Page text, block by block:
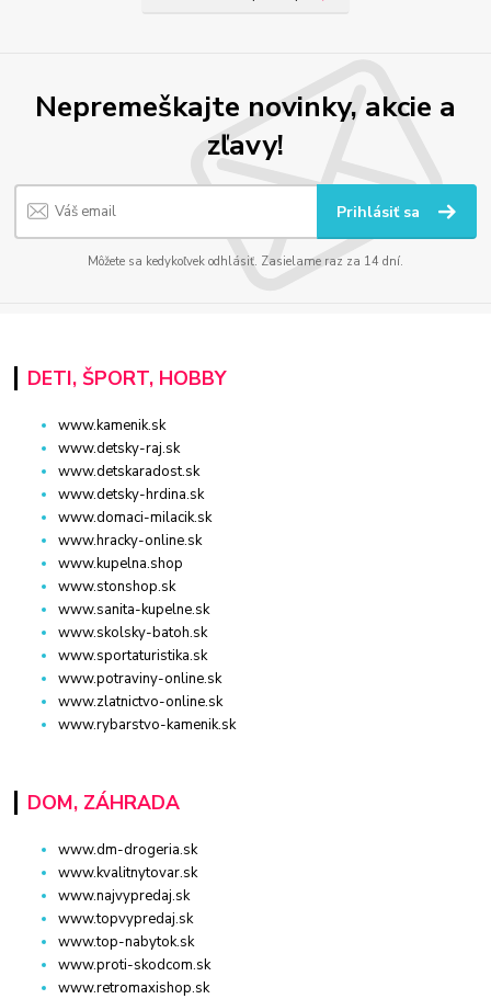
Nepremeškajte novinky, akcie a
zľavy!
Prihlásiť sa
Môžete sa kedykoľvek odhlásiť. Zasielame raz za 14 dní.
DETI, ŠPORT, HOBBY
www.kamenik.sk
www.detsky-raj.sk
www.detskaradost.sk
www.detsky-hrdina.sk
www.domaci-milacik.sk
www.hracky-online.sk
www.kupelna.shop
www.stonshop.sk
www.sanita-kupelne.sk
www.skolsky-batoh.sk
www.sportaturistika.sk
www.potraviny-online.sk
www.zlatnictvo-online.sk
www.rybarstvo-kamenik.sk
DOM, ZÁHRADA
www.dm-drogeria.sk
www.kvalitnytovar.sk
www.najvypredaj.sk
www.topvypredaj.sk
www.top-nabytok.sk
www.proti-skodcom.sk
www.retromaxishop.sk